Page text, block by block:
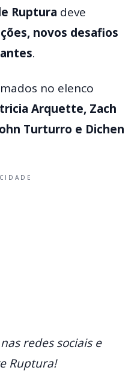
Ruptura deve
novos desafios
.
no elenco
Arquette, Zach
Turturro e Dichen
redes sociais e
Ruptura!